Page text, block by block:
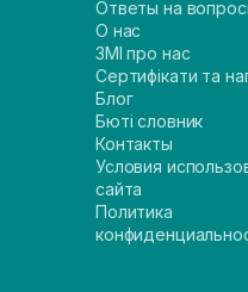
Ответы на
О нас
ЗМІ про нас
Сертифікати та
Блог
Бюті словник
Контакты
Условия
сайта
Политика